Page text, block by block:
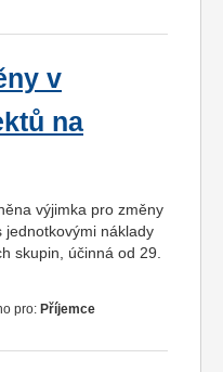
v
na
výjimka pro změny
jednotkovými náklady
skupin, účinná od 29.
pro: Příjemce